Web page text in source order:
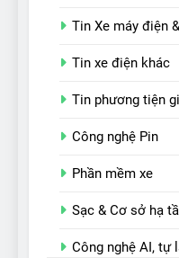
Tin Xe máy điện
Tin xe điện khác
Tin phương tiện
Công nghệ Pin
Phần mềm xe
Sạc & Cơ sở hạ
Công nghệ AI, tự